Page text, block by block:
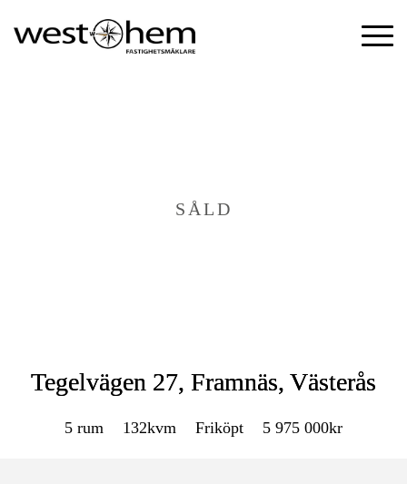
SÅLD
Tegelvägen 27, Framnäs, Västerås
5 rum 132kvm Friköpt 5 975 000kr